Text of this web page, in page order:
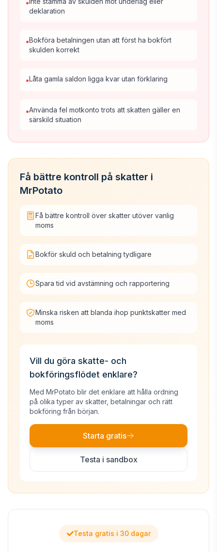
•
deklaration
•Bokföra betalningen utan att först ha bokfört
skulden korrekt
•Låta gamla saldon ligga kvar utan förklaring
•Använda fel motkonto trots att skatten gäller en
särskild situation
Få bättre kontroll på skatter i
MrPotato
Få bättre kontroll över skatter utöver vanlig
moms
Bokför skuld och betalning tydligare
Spara tid vid avstämning och rapportering
Minska risken att blanda ihop punktskatter med
moms
Vill du göra skatte- och
bokföringsflödet enklare?
Med MrPotato blir det enklare att hålla ordning
på olika typer av skatter, betalningar och rätt
bokföring från början.
Starta gratis
Testa i sandbox
Testa gratis i 30 dagar